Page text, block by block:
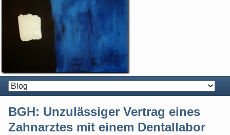
BGH: Unzulässiger Vertrag eines
Zahnarztes mit einem Dentallabor